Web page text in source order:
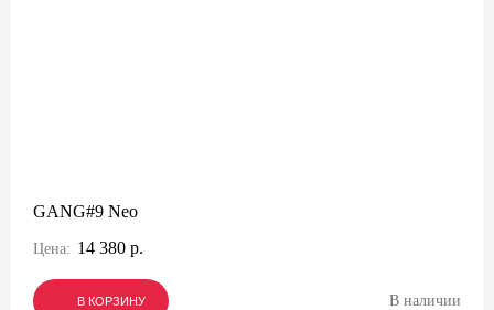
GANG#9 Neo
Цена: 14 380 р.
В КОРЗИНУ
В КОРЗИНУ
В КОРЗИНУ В наличии